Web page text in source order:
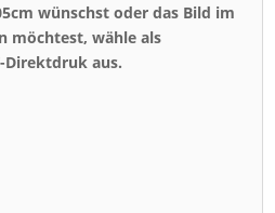
wünschst oder das Bild im
möchtest, wähle als
Direktdruk aus.